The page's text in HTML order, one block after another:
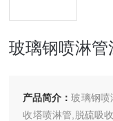
玻璃钢喷淋管
产品简介：玻璃钢喷
收塔喷淋管,脱硫吸